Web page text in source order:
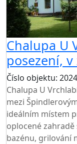
Chalupa U
posezení,
Číslo objektu:
Chalupa U
mezi
ideálním místem
oplocené
bazénu, grilování